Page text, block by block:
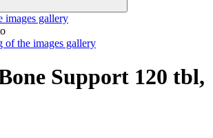
images gallery
of the images gallery
Support 120 tbl,